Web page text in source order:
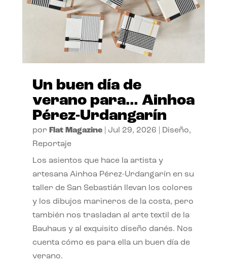
Un buen día de
verano para… Ainhoa
Pérez-Urdangarín
por Flat Magazine| Jul 29, 2026 Diseño,
Reportaje
Los asientos que hace la artista y
artesana Ainhoa Pérez-Urdangarín en su
taller de San Sebastián llevan los colores
y los dibujos marineros de la costa, pero
también nos trasladan al arte textil de la
Bauhaus y al exquisito diseño danés. Nos
cuenta cómo es para ella un buen día de
verano.